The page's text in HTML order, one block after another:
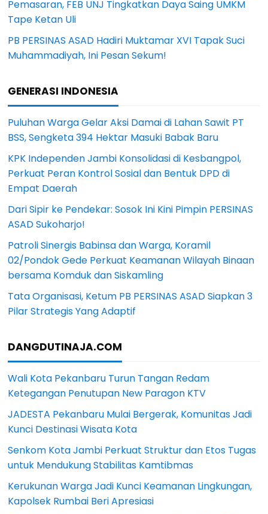
Pemasaran, FEB UNJ Tingkatkan Daya Saing UMKM
Tape Ketan Uli
PB PERSINAS ASAD Hadiri Muktamar XVI Tapak Suci
Muhammadiyah, Ini Pesan Sekum!
GENERASI INDONESIA
Puluhan Warga Gelar Aksi Damai di Lahan Sawit PT
BSS, Sengketa 394 Hektar Masuki Babak Baru
KPK Independen Jambi Konsolidasi di Kesbangpol,
Perkuat Peran Kontrol Sosial dan Bentuk DPD di
Empat Daerah
Dari Sipir ke Pendekar: Sosok Ini Kini Pimpin PERSINAS
ASAD Sukoharjo!
Patroli Sinergis Babinsa dan Warga, Koramil
02/Pondok Gede Perkuat Keamanan Wilayah Binaan
bersama Komduk dan Siskamling
Tata Organisasi, Ketum PB PERSINAS ASAD Siapkan 3
Pilar Strategis Yang Adaptif
DANGDUTINAJA.COM
Wali Kota Pekanbaru Turun Tangan Redam
Ketegangan Penutupan New Paragon KTV
JADESTA Pekanbaru Mulai Bergerak, Komunitas Jadi
Kunci Destinasi Wisata Kota
Senkom Kota Jambi Perkuat Struktur dan Etos Tugas
untuk Mendukung Stabilitas Kamtibmas
Kerukunan Warga Jadi Kunci Keamanan Lingkungan,
Kapolsek Rumbai Beri Apresiasi